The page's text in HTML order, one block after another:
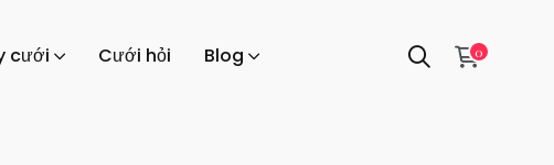
cưới Cưới hỏi Blog 0